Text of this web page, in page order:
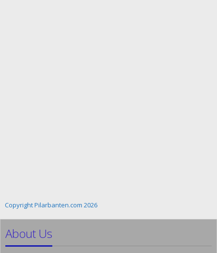
Copyright Pilarbanten.com 2026
About Us